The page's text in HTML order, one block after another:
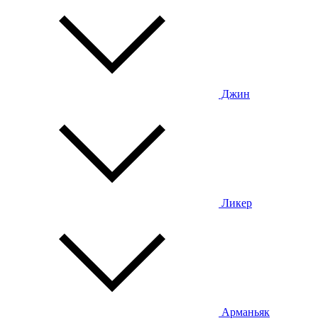
Джин
Ликер
Арманьяк